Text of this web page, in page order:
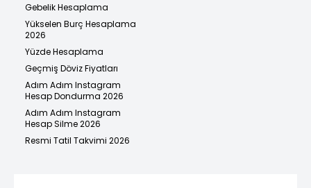
Gebelik Hesaplama
Yükselen Burç Hesaplama
2026
Yüzde Hesaplama
Geçmiş Döviz Fiyatları
Adım Adım Instagram
Hesap Dondurma 2026
Adım Adım Instagram
Hesap Silme 2026
Resmi Tatil Takvimi 2026